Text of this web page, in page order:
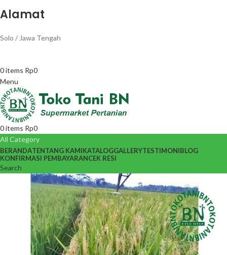
Alamat
Solo / Jawa Tengah
0items Rp0
Menu
0items Rp0
All Category
BERANDATENTANG KAMIKATALOGGALLERYTESTIMONIBLOG
KONFIRMASI PEMBAYARANCEK RESI
Search